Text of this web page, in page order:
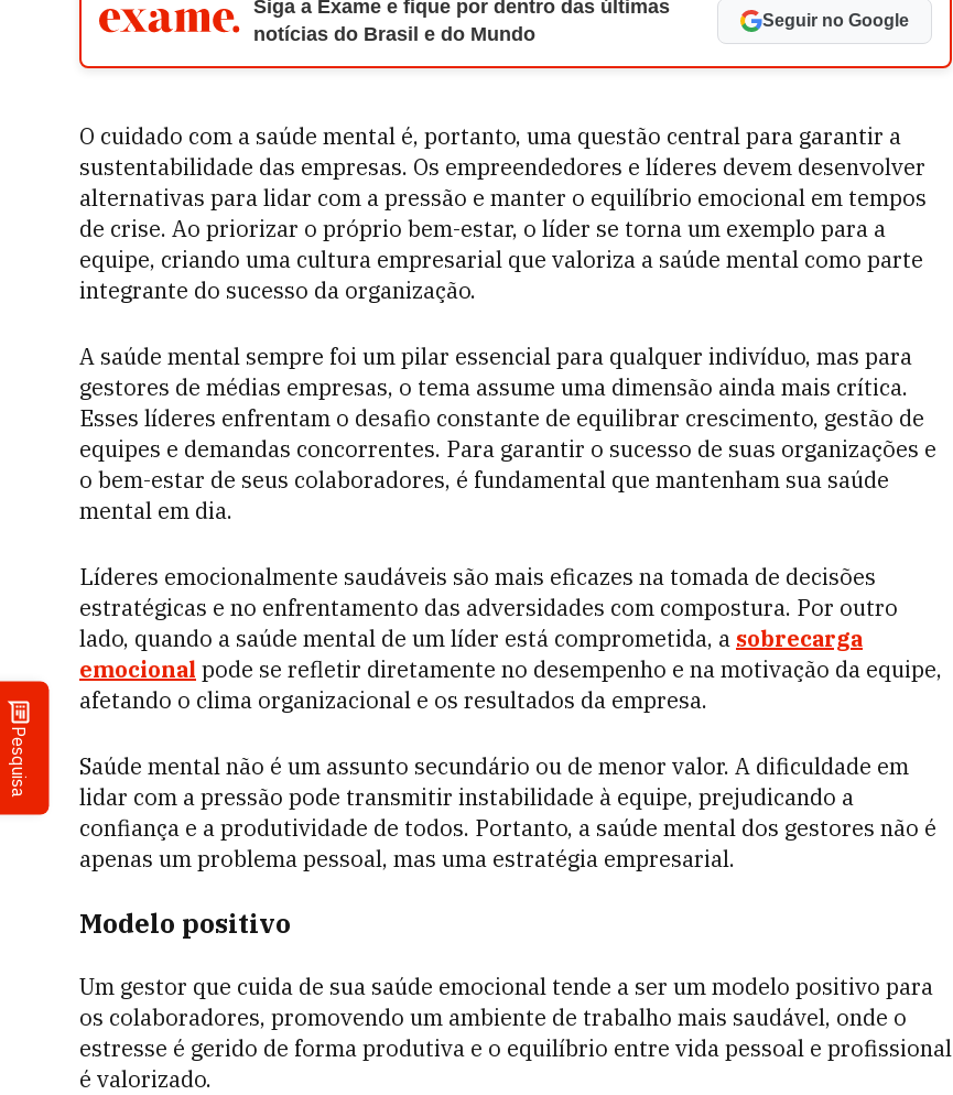
Pesquisa
Siga a Exame e fique por dentro das últimas
notícias do Brasil e do Mundo
Seguir no Google
O cuidado com a saúde mental é, portanto, uma questão central para garantir a
sustentabilidade das empresas. Os empreendedores e líderes devem desenvolver
alternativas para lidar com a pressão e manter o equilíbrio emocional em tempos
de crise. Ao priorizar o próprio bem-estar, o líder se torna um exemplo para a
equipe, criando uma cultura empresarial que valoriza a saúde mental como parte
integrante do sucesso da organização.
A saúde mental sempre foi um pilar essencial para qualquer indivíduo, mas para
gestores de médias empresas, o tema assume uma dimensão ainda mais crítica.
Esses líderes enfrentam o desafio constante de equilibrar crescimento, gestão de
equipes e demandas concorrentes. Para garantir o sucesso de suas organizações e
o bem-estar de seus colaboradores, é fundamental que mantenham sua saúde
mental em dia.
Líderes emocionalmente saudáveis são mais eficazes na tomada de decisões
estratégicas e no enfrentamento das adversidades com compostura. Por outro
lado, quando a saúde mental de um líder está comprometida, a sobrecarga
emocional pode se refletir diretamente no desempenho e na motivação da equipe,
afetando o clima organizacional e os resultados da empresa.
Saúde mental não é um assunto secundário ou de menor valor. A dificuldade em
lidar com a pressão pode transmitir instabilidade à equipe, prejudicando a
confiança e a produtividade de todos. Portanto, a saúde mental dos gestores não é
apenas um problema pessoal, mas uma estratégia empresarial.
Modelo positivo
Um gestor que cuida de sua saúde emocional tende a ser um modelo positivo para
os colaboradores, promovendo um ambiente de trabalho mais saudável, onde o
estresse é gerido de forma produtiva e o equilíbrio entre vida pessoal e profissional
é valorizado.